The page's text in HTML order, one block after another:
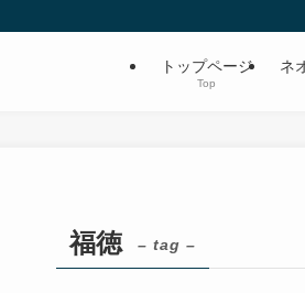
トップページ
Top
ネ
福徳 – tag –